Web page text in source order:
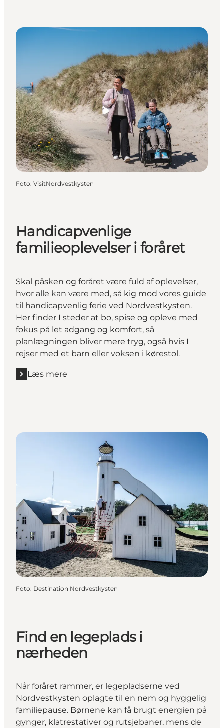
Foto: VisitNordvestkysten
Handicapvenlige
familieoplevelser i foråret
Skal påsken og foråret være fuld af oplevelser,
hvor alle kan være med, så kig mod vores guide
til handicapvenlig ferie ved Nordvestkysten.
Her finder I steder at bo, spise og opleve med
fokus på let adgang og komfort, så
planlægningen bliver mere tryg, også hvis I
rejser med et barn eller voksen i kørestol.
Læs mere
Læs mere "Handicapvenlige familieoplevelser i
Foto: Destination Nordvestkysten
Find en legeplads i
nærheden
Når foråret rammer, er legepladserne ved
Nordvestkysten oplagte til en nem og hyggelig
familiepause. Børnene kan få brugt energien på
gynger, klatrestativer og rutsjebaner, mens de